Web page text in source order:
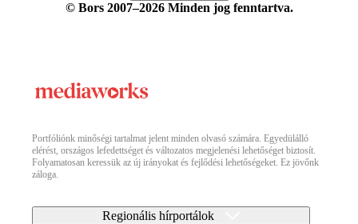
© Bors 2007–2026 Minden jog fenntartva.
Portfóliónk minőségi tartalmat jelent minden olvasó számára. Egyedülálló
elérést, országos lefedettséget és változatos megjelenési lehetőséget biztosít.
Folyamatosan keressük az új irányokat és fejlődési lehetőségeket. Ez jövőnk
záloga.
Regionális hírportálok